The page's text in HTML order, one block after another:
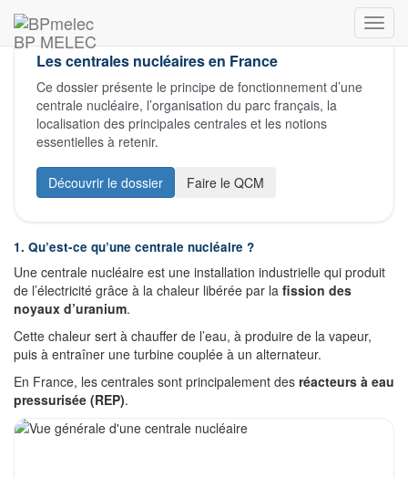
BP MELEC
DOSSIER TECHNIQUE BAC PRO MELEC
Les centrales nucléaires en France
Ce dossier présente le principe de fonctionnement d’une
centrale nucléaire, l’organisation du parc français, la
localisation des principales centrales et les notions
essentielles à retenir.
Découvrir le dossier Faire le QCM
1. Qu’est-ce qu’une centrale nucléaire ?
Une centrale nucléaire est une installation industrielle qui produit
de l’électricité grâce à la chaleur libérée par la fission des
noyaux d’uranium.
Cette chaleur sert à chauffer de l’eau, à produire de la vapeur,
puis à entraîner une turbine couplée à un alternateur.
En France, les centrales sont principalement des réacteurs à eau
pressurisée (REP).